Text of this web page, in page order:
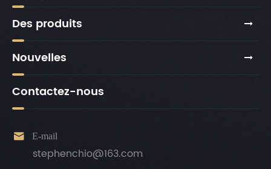
Des produits
Nouvelles
Contactez-nous
 E-mail
stephenchio@163.com